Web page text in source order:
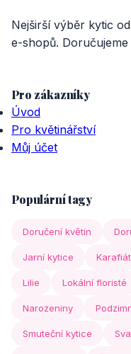
Nejširší výběr kytic
e-shopů.
Pro zákazníky
Úvod
Pro květinářství
Můj účet
Populární tagy
Doručení květin
Jarní kytice
Lilie Lokální floristé
Narozeniny
Smuteční kytice